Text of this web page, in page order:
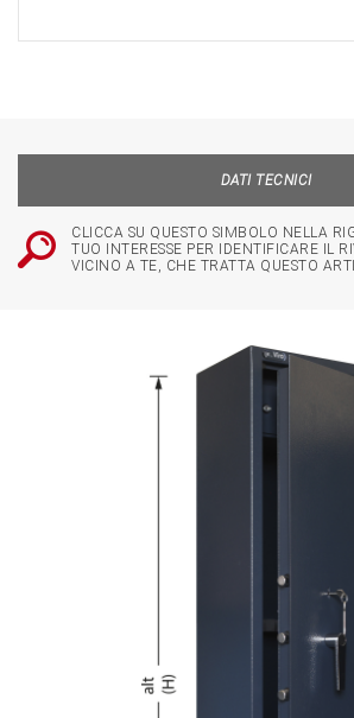
DATI TECNICI
CLICCA SU QUESTO SIMBOLO NELLA
TUO INTERESSE PER IDENTIFICARE IL
VICINO A TE, CHE TRATTA QUESTO